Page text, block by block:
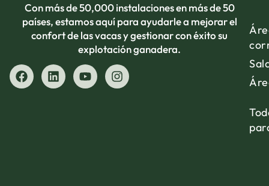
Con más de 50,000 instalaciones en más de 50
países, estamos aquí para ayudarle a mejorar el
confort de las vacas y gestionar con éxito su
explotación ganadera.